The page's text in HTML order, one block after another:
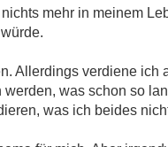
mehr in meinem
Allerdings verdiene ich
was schon so
was ich beides